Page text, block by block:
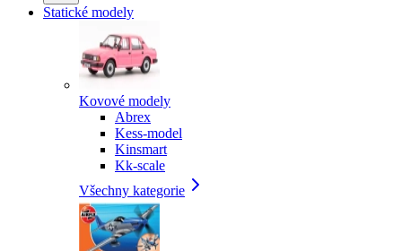
Statické modely
Kovové modely
Abrex
Kess-model
Kinsmart
Kk-scale
Všechny kategorie